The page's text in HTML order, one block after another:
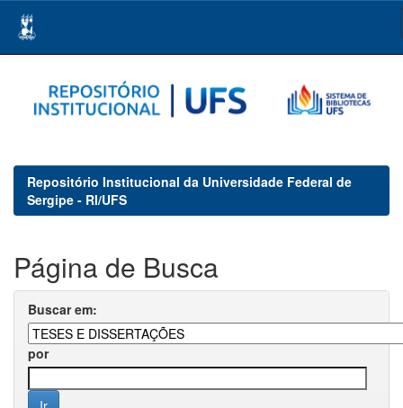
navigation
Repositório Institucional da Universidade Federal de
Sergipe - RI/UFS
Página de Busca
Buscar em:
por